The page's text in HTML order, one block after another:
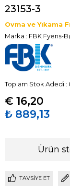
23153-3
Ovma ve Yıkama
Marka : FBK Fyens-
Toplam Stok Adedi :
€ 16,20
₺ 889,13
Ürün
TAVSIYE ET